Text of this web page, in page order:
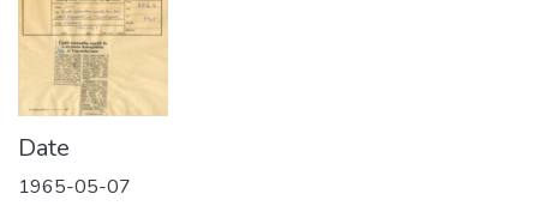
Date
1965-05-07